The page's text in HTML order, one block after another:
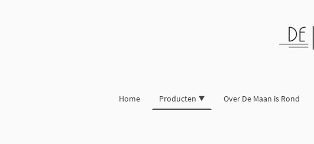
Home Producten Over De Maan is Rond